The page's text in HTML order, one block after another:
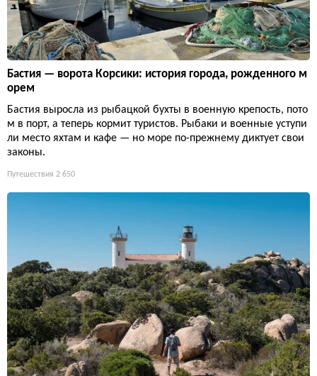
Бастия — ворота Корсики: история города, рожденного м
орем
Бастия выросла из рыбацкой бухты в военную крепость, пото
м в порт, а теперь кормит туристов. Рыбаки и военные уступи
ли место яхтам и кафе — но море по-прежнему диктует свои
законы.
Путешествия 2 650